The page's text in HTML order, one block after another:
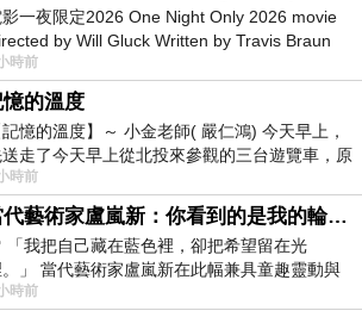
影一夜限定2026 One Night Only 2026 movie
by Will Gluck Written by Travis Braun
Monica Barbaro
時前
的溫度
記憶的溫度】～ 小金老師( 嚴仁鴻) 今天早上，
走了今天早上從北投來參觀的三台遊覽車，原
展場已經差不多要安靜下來，卻發
時前
當代藝術家盧嵐新：你看到的是我的輪廓，還是你的故事？——藏在藍色裡的希望與光
「我把自己藏在藍色裡，卻把希望留在光
」 當代藝術家盧嵐新在此幅兼具童趣靈動與
韻味的新作中，用湛藍的羽翼般色塊包覆著
時前